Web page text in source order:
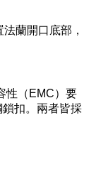
蘭開口底部，
性（EMC）要
扣。兩者皆採